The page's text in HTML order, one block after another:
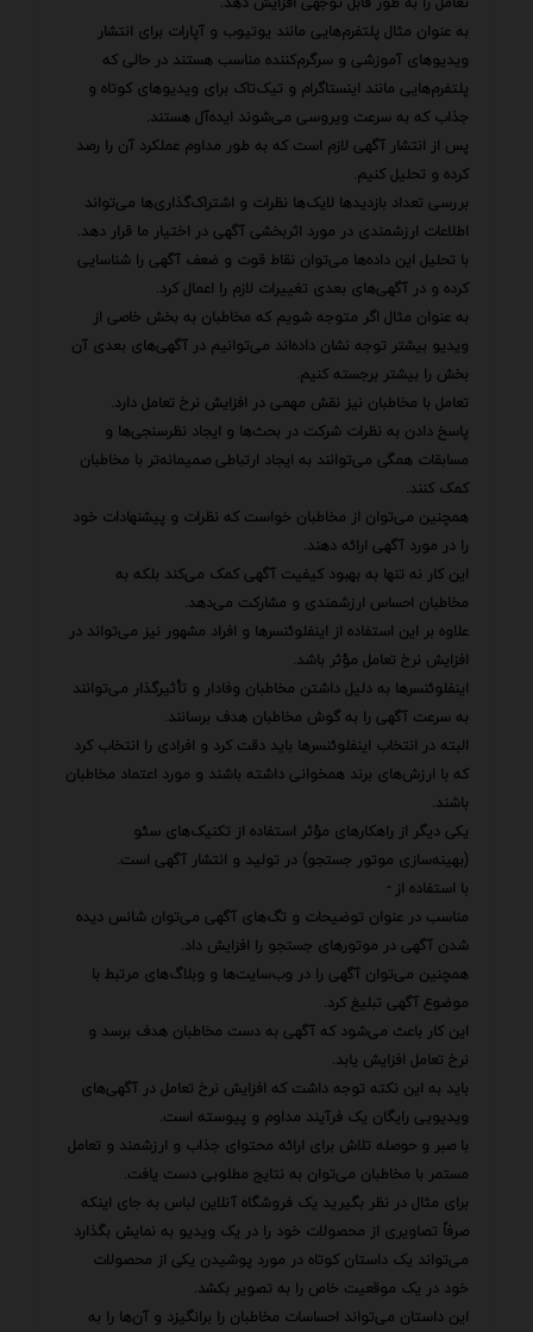
به عنوان مثال پلتفرم‌هایی مانند یوتیوب و آپارات برای انتشار
ویدیوهای آموزشی و سرگرم‌کننده مناسب هستند در حالی که
پلتفرم‌هایی مانند اینستاگرام و تیک‌تاک برای ویدیوهای کوتاه و
جذاب که به سرعت ویروسی می‌شوند ایده‌آل هستند.
پس از انتشار آگهی لازم است که به طور مداوم عملکرد آن را رصد
کرده و تحلیل کنیم.
بررسی تعداد بازدیدها لایک‌ها نظرات و اشتراک‌گذاری‌ها می‌تواند
اطلاعات ارزشمندی در مورد اثربخشی آگهی در اختیار ما قرار دهد.
با تحلیل این داده‌ها می‌توان نقاط قوت و ضعف آگهی را شناسایی
کرده و در آگهی‌های بعدی تغییرات لازم را اعمال کرد.
به عنوان مثال اگر متوجه شویم که مخاطبان به بخش خاصی از
ویدیو بیشتر توجه نشان داده‌اند می‌توانیم در آگهی‌های بعدی آن
بخش را بیشتر برجسته کنیم.
تعامل با مخاطبان نیز نقش مهمی در افزایش نرخ تعامل دارد.
پاسخ دادن به نظرات شرکت در بحث‌ها و ایجاد نظرسنجی‌ها و
مسابقات همگی می‌توانند به ایجاد ارتباطی صمیمانه‌تر با مخاطبان
کمک کنند.
همچنین می‌توان از مخاطبان خواست که نظرات و پیشنهادات خود
را در مورد آگهی ارائه دهند.
این کار نه تنها به بهبود کیفیت آگهی کمک می‌کند بلکه به
مخاطبان احساس ارزشمندی و مشارکت می‌دهد.
علاوه بر این استفاده از اینفلوئنسرها و افراد مشهور نیز می‌تواند در
افزایش نرخ تعامل مؤثر باشد.
اینفلوئنسرها به دلیل داشتن مخاطبان وفادار و تأثیرگذار می‌توانند
به سرعت آگهی را به گوش مخاطبان هدف برسانند.
البته در انتخاب اینفلوئنسرها باید دقت کرد و افرادی را انتخاب کرد
که با ارزش‌های برند همخوانی داشته باشند و مورد اعتماد مخاطبان
باشند.
یکی دیگر از راهکارهای مؤثر استفاده از تکنیک‌های سئو
(بهینه‌سازی موتور جستجو) در تولید و انتشار آگهی است.
با استفاده از -
مناسب در عنوان توضیحات و تگ‌های آگهی می‌توان شانس دیده
شدن آگهی در موتورهای جستجو را افزایش داد.
همچنین می‌توان آگهی را در وب‌سایت‌ها و وبلاگ‌های مرتبط با
موضوع آگهی تبلیغ کرد.
این کار باعث می‌شود که آگهی به دست مخاطبان هدف برسد و
نرخ تعامل افزایش یابد.
باید به این نکته توجه داشت که افزایش نرخ تعامل در آگهی‌های
ویدیویی رایگان یک فرآیند مداوم و پیوسته است.
با صبر و حوصله تلاش برای ارائه محتوای جذاب و ارزشمند و تعامل
مستمر با مخاطبان می‌توان به نتایج مطلوبی دست یافت.
برای مثال در نظر بگیرید یک فروشگاه آنلاین لباس به جای اینکه
صرفاً تصاویری از محصولات خود را در یک ویدیو به نمایش بگذارد
می‌تواند یک داستان کوتاه در مورد پوشیدن یکی از محصولات
خود در یک موقعیت خاص را به تصویر بکشد.
این داستان می‌تواند احساسات مخاطبان را برانگیزد و آن‌ها را به